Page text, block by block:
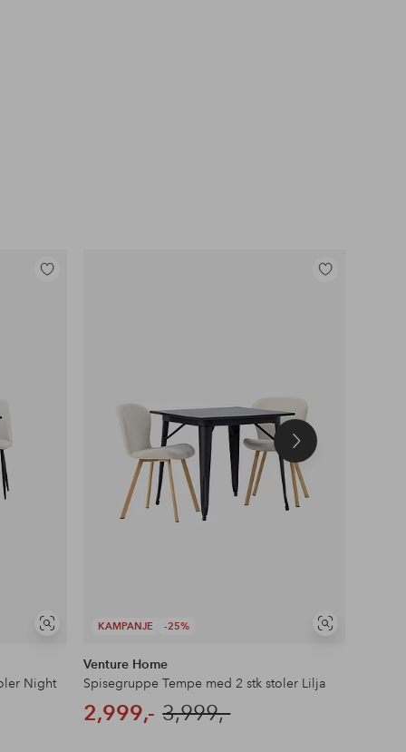
Vis
Night
KAMPANJE -25%
Vis
Venture Home
Spisegruppe Tempe med 2 stk stoler Lilja
2,999,- 3,999,-
Neste
produkt